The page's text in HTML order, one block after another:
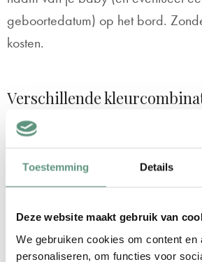
Toestemming Details
Deze website maakt gebruik van
We gebruiken cookies om content en
personaliseren, om functies voor
geboortedatum) op het bord.
kosten.
Verschillende
Onze geboorteborden voor aan het
zijn 100cm breed (2 vlakken van
70cm hoog. Dit is een ideaal
op praktisch elk raam bevestigd kan
‘Leeuwenhoofd’ kiezen uit 3 leuke
/ kleurcombinaties: